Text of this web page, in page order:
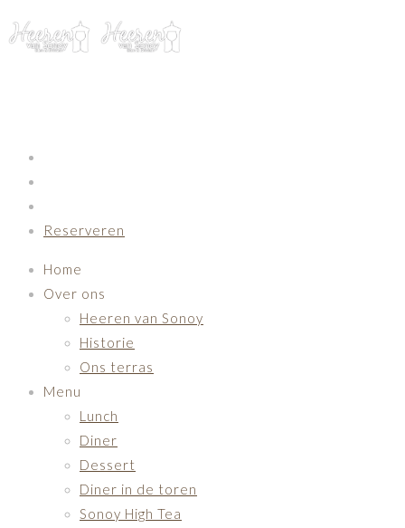
Reserveren
Home
Over ons
Heeren van Sonoy
Historie
Ons terras
Menu
Lunch
Diner
Dessert
Diner in de toren
Sonoy High Tea